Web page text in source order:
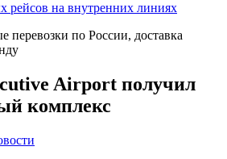
рейсов на внутренних линиях
перевозки по России, доставка
Airport получил
комплекс